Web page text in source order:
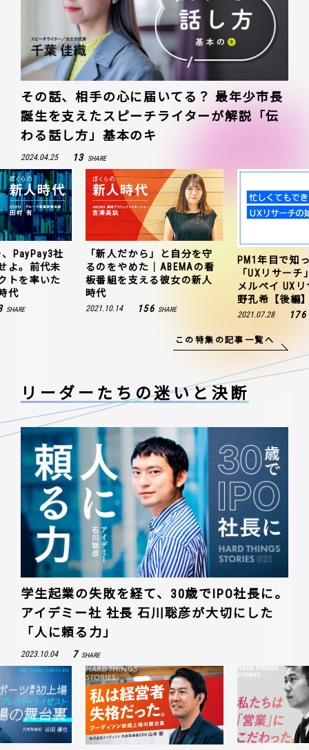
その話、相手の心に届いてる？ 最年少市長
誕生を支えたスピーチライターが解説「伝
わる話し方」基本のキ
2024.04.25 13 SHARE
PayPay3社
よ。前代未
トを率いた
代
SHARE
「新人だから」と自分を守
るのをやめた｜ABEMAの看
板番組を支える彼女の新人
時代
2021.10.14 156 SHARE
PM1年目で知
「UXリサー
メルペイ UX
野孔希【後編
2021.07.28 176
この特集の記事一覧へ
リーダーたちの迷いと決断
学生起業の失敗を経て、30歳でIPO社長に。
アイデミー社 社長 石川聡彦が大切にした
「人に頼る力」
2023.10.04 7 SHARE